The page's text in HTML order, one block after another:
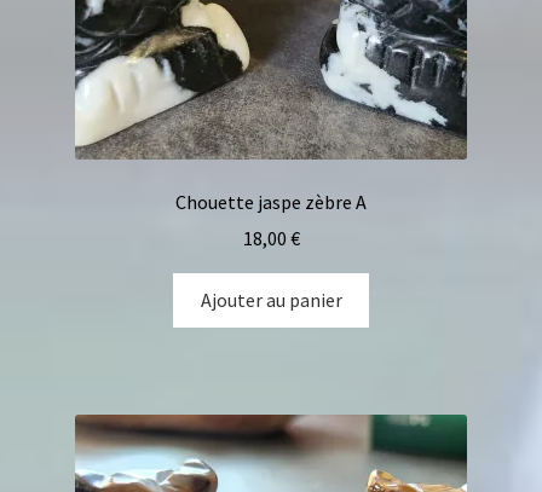
Chouette jaspe zèbre A
18,00 €
Ajouter au panier